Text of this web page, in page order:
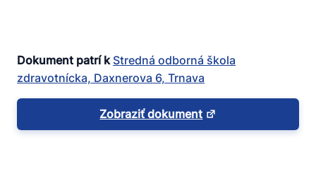
Dokument patrí k Stredná odborná škola
zdravotnícka, Daxnerova 6, Trnava
Zobraziť dokument